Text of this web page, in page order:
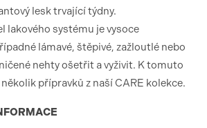
lesk trvající týdny.
lakového systému je vysoce
lámavé, štěpivé, zažloutlé nebo
nehty ošetřit a vyživit. K tomuto
přípravků z naší CARE kolekce.